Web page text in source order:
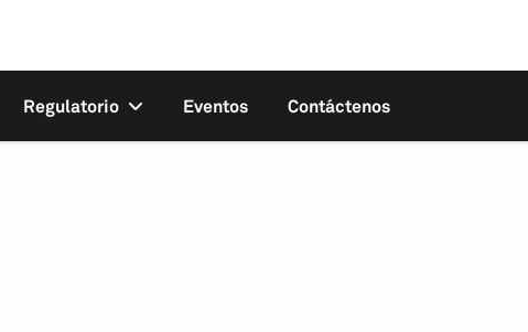
Regulatorio Eventos Contáctenos